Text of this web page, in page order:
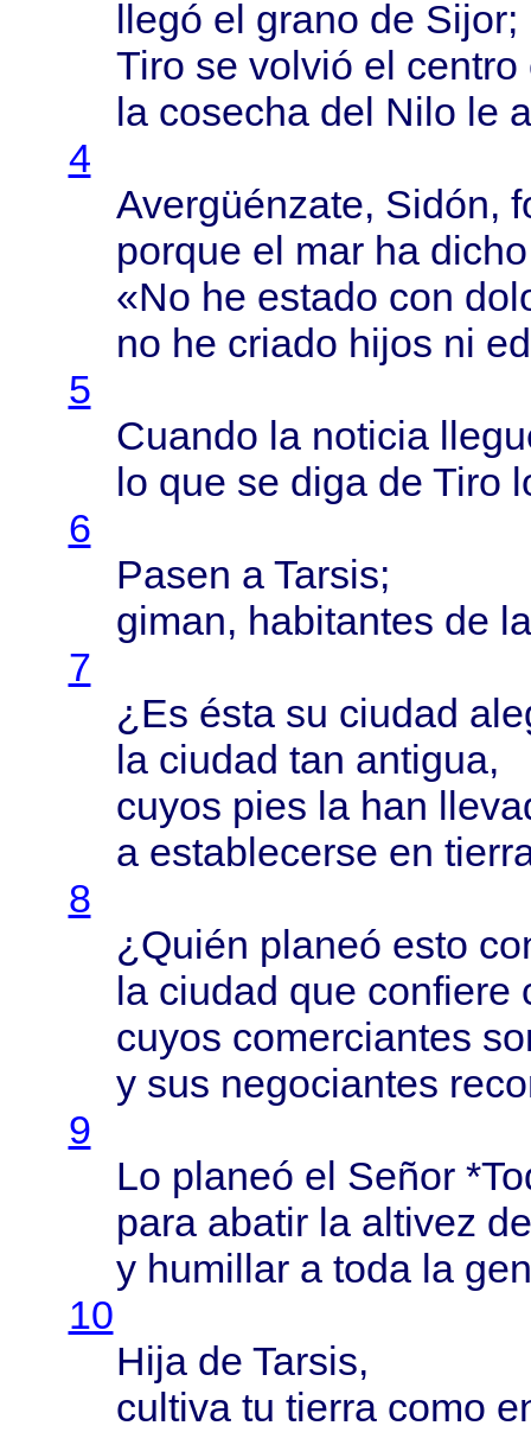
llegó el grano de Sijor;
Tiro se volvió el centro
la cosechadel Nilo le
4
Avergüénzate, Sidón,
porque el mar ha dicho
«No he estado con
no he criado hijos ni
5
Cuando la noticia
lo que se digade Tiro
6
Pasen a Tarsis;
giman, habitantes de
7
¿Es éstasu ciudad
la ciudad tan antigua,
cuyos pies la han
a establecerse en
8
¿ Quién planeó esto
la ciudad que confiere
cuyos comerciantes
y sus negociantes
9
Lo planeó el Señor*
para abatirla altivez
y humillara todala
10
Hijade Tarsis,
cultivatu tierra como